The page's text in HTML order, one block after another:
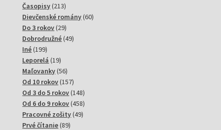
Časopisy 213213
produktov
Dievčenské romány 6060
Do 3 rokov 2929
produktov
Dobrodružné 4949
Iné 199199
produktov
Leporelá 1919
produktov
Maľovanky 5656
produktov
Od 10 rokov 157157
produktov
Od 3 do 5 rokov 148148
produktov
Od 6 do 9 rokov 458458
produktov
Pracovné zošity 4949
Prvé čítanie 8989